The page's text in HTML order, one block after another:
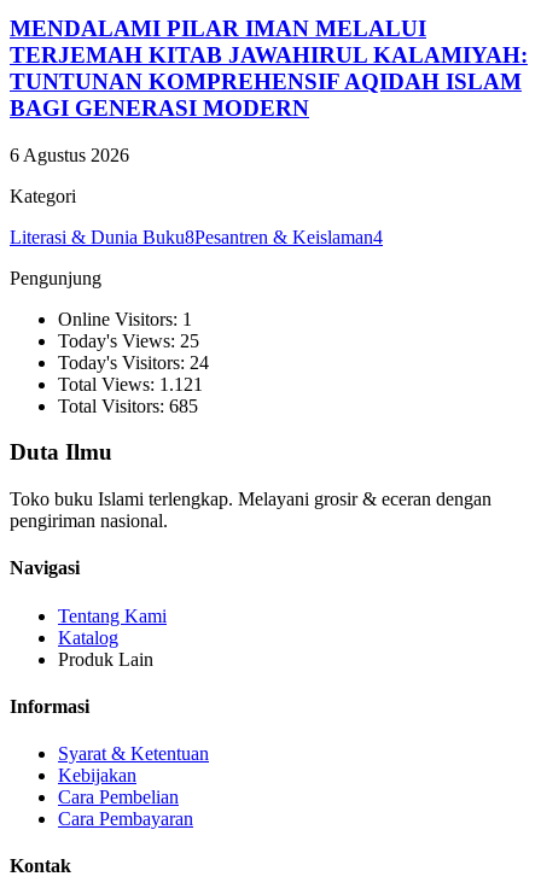
MENDALAMI PILAR IMAN MELALUI
TERJEMAH KITAB JAWAHIRUL KALAMIYAH:
TUNTUNAN KOMPREHENSIF AQIDAH ISLAM
BAGI GENERASI MODERN
6 Agustus 2026
Kategori
Literasi & Dunia Buku8Pesantren & Keislaman4
Pengunjung
Online Visitors: 1
Today's Views: 25
Today's Visitors: 24
Total Views: 1.121
Total Visitors: 685
Duta Ilmu
Toko buku Islami terlengkap. Melayani grosir & eceran dengan
pengiriman nasional.
Navigasi
Tentang Kami
Katalog
Produk Lain
Informasi
Syarat & Ketentuan
Kebijakan
Cara Pembelian
Cara Pembayaran
Kontak